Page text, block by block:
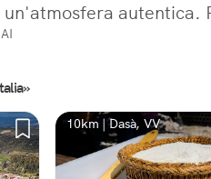
10km | Dasà, VV